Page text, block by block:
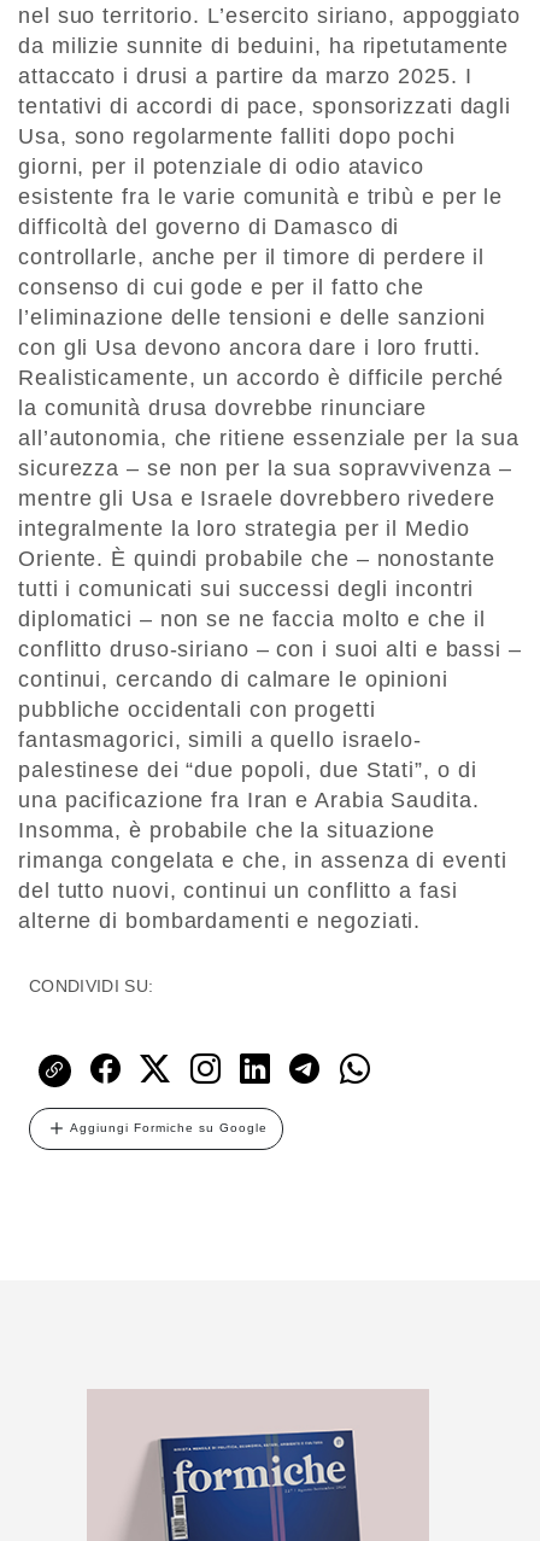
nel suo territorio. L’esercito siriano, appoggiato
da milizie sunnite di beduini, ha ripetutamente
attaccato i drusi a partire da marzo 2025. I
tentativi di accordi di pace, sponsorizzati dagli
Usa, sono regolarmente falliti dopo pochi
giorni, per il potenziale di odio atavico
esistente fra le varie comunità e tribù e per le
difficoltà del governo di Damasco di
controllarle, anche per il timore di perdere il
consenso di cui gode e per il fatto che
l’eliminazione delle tensioni e delle sanzioni
con gli Usa devono ancora dare i loro frutti.
Realisticamente, un accordo è difficile perché
la comunità drusa dovrebbe rinunciare
all’autonomia, che ritiene essenziale per la sua
sicurezza – se non per la sua sopravvivenza –
mentre gli Usa e Israele dovrebbero rivedere
integralmente la loro strategia per il Medio
Oriente. È quindi probabile che – nonostante
tutti i comunicati sui successi degli incontri
diplomatici – non se ne faccia molto e che il
conflitto druso-siriano – con i suoi alti e bassi –
continui, cercando di calmare le opinioni
pubbliche occidentali con progetti
fantasmagorici, simili a quello israelo-
palestinese dei “due popoli, due Stati”, o di
una pacificazione fra Iran e Arabia Saudita.
Insomma, è probabile che la situazione
rimanga congelata e che, in assenza di eventi
del tutto nuovi, continui un conflitto a fasi
alterne di bombardamenti e negoziati.
CONDIVIDI SU:
Aggiungi Formiche su Google